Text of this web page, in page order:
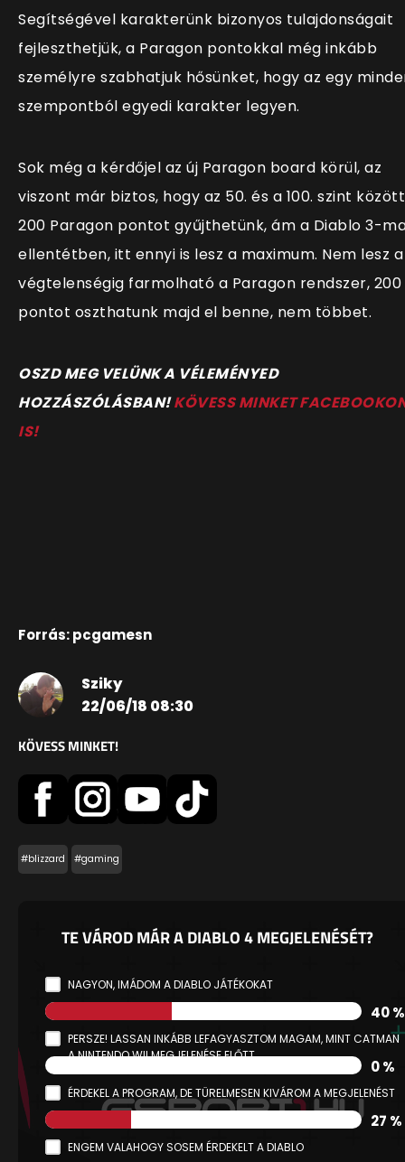
Segítségével karakterünk bizonyos tulajdonságait
fejleszthetjük, a Paragon pontokkal még inkább
személyre szabhatjuk hősünket, hogy az egy
szempontból egyedi karakter legyen.
Sok még a kérdőjel az új Paragon board körül, az
viszont már biztos, hogy az 50. és a 100. szint között
200 Paragon pontot gyűjthetünk, ám a Diablo 3-
ellentétben, itt ennyi is lesz a maximum. Nem lesz a
végtelenségig farmolható a Paragon rendszer, 200
pontot oszthatunk majd el benne, nem többet.
OSZD MEG VELÜNK A VÉLEMÉNYED
HOZZÁSZÓLÁSBAN!KÖVESS MINKET
IS!
Forrás: pcgamesn
Sziky
22/06/18 08:30
KÖVESS MINKET!
#blizzard #gaming
TE VÁROD MÁR A DIABLO 4 MEGJELENÉSÉT?
NAGYON, IMÁDOM A DIABLO JÁTÉKOKAT
40 %
PERSZE! LASSAN INKÁBB LEFAGYASZTOM MAGAM, MINT CATMAN
A NINTENDO WII MEGJELENÉSE ELŐTT
0 %
ÉRDEKEL A PROGRAM, DE TÜRELMESEN KIVÁROM A MEGJELENÉST
27 %
ENGEM VALAHOGY SOSEM ÉRDEKELT A DIABLO